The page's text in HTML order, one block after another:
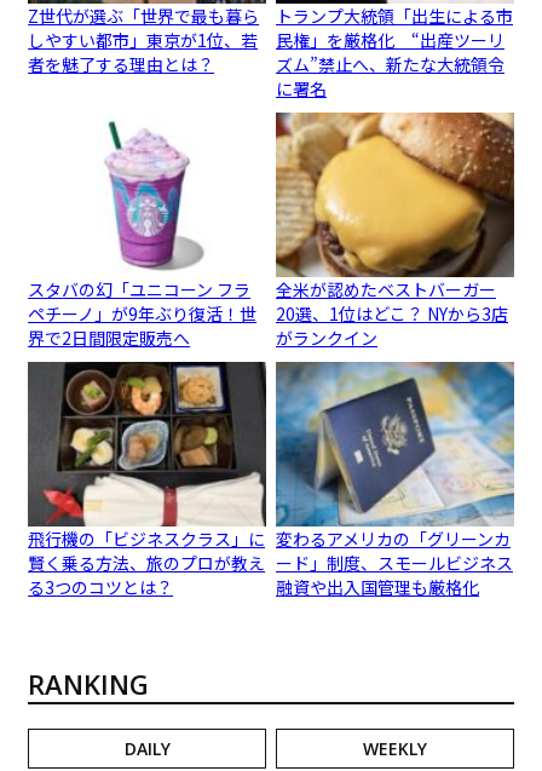
Z世代が選ぶ「世界で最も暮ら
しやすい都市」東京が1位、若
者を魅了する理由とは？
トランプ大統領「出生による市
民権」を厳格化 “出産ツーリ
ズム”禁止へ、新たな大統領令
に署名
スタバの幻「ユニコーン フラ
ペチーノ」が9年ぶり復活！世
界で2日間限定販売へ
全米が認めたベストバーガー
20選、1位はどこ？ NYから3店
がランクイン
飛行機の「ビジネスクラス」に
賢く乗る方法、旅のプロが教え
る3つのコツとは？
変わるアメリカの「グリーンカ
ード」制度、スモールビジネス
融資や出入国管理も厳格化
RANKING
DAILY WEEKLY